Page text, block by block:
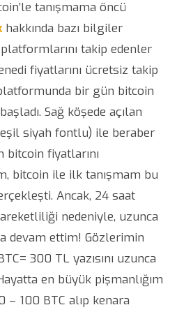
tanışmama öncü
hakkında bazı bilgiler
takip edenler
fiyatlarını ücretsiz takip
bir gün bitcoin
Sağ köşede açılan
siyah fontlu) ile beraber
bitcoin fiyatlarını
bitcoin ile ilk tanışmam bu
Ancak, 24 saat
nedeniyle, uzunca
devam ettim! Gözlerimin
300 TL yazısını uzunca
en büyük pişmanlığım
100 BTC alıp kenara